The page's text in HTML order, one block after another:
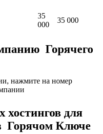
35
000
35 000
Горячего
нажмите на номер
хостингов для
Горячом Ключе